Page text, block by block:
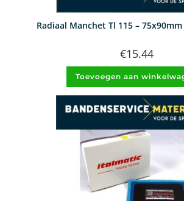
Radiaal Manchet Tl 115 –
€15.44
Toevoegen aan